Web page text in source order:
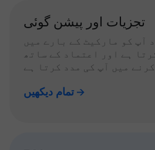
تجزیات اور پیشن گوئی
آپ کو مارکیٹ کے بارے میں
ہے اور اعتماد کے ساتھ
میں آپ کی مدد کرتا ہے
تمام دیکھیں